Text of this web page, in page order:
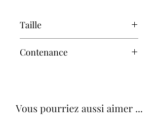
Taille
Contenance
Vous pourriez aussi aimer ...